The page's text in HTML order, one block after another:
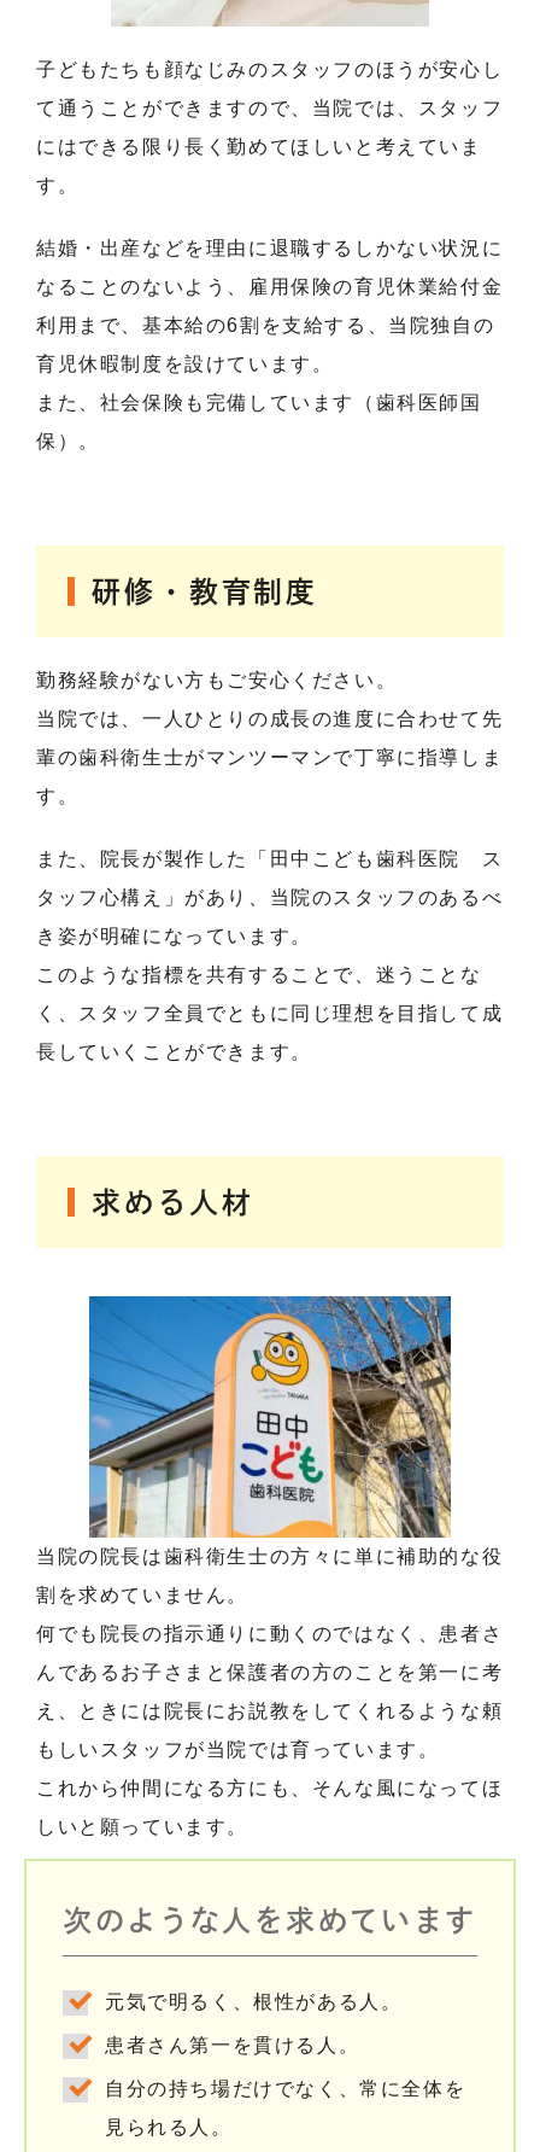
子どもたちも顔なじみのスタッフのほうが安心し
て通うことができますので、当院では、スタッフ
にはできる限り長く勤めてほしいと考えていま
す。
結婚・出産などを理由に退職するしかない状況に
なることのないよう、雇用保険の育児休業給付金
利用まで、基本給の6割を支給する、当院独自の
育児休暇制度を設けています。
また、社会保険も完備しています（歯科医師国
保）。
研修・教育制度
勤務経験がない方もご安心ください。
当院では、一人ひとりの成長の進度に合わせて先
輩の歯科衛生士がマンツーマンで丁寧に指導しま
す。
また、院長が製作した「田中こども歯科医院 ス
タッフ心構え」があり、当院のスタッフのあるべ
き姿が明確になっています。
このような指標を共有することで、迷うことな
く、スタッフ全員でともに同じ理想を目指して成
長していくことができます。
求める人材
当院の院長は歯科衛生士の方々に単に補助的な役
割を求めていません。
何でも院長の指示通りに動くのではなく、患者さ
んであるお子さまと保護者の方のことを第一に考
え、ときには院長にお説教をしてくれるような頼
もしいスタッフが当院では育っています。
これから仲間になる方にも、そんな風になってほ
しいと願っています。
次のような人を求めています
元気で明るく、根性がある人。
患者さん第一を貫ける人。
自分の持ち場だけでなく、常に全体を
見られる人。